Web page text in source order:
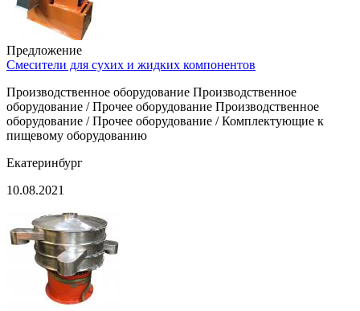
Предложение
Смесители для сухих и жидких компонентов
Производственное оборудование Производственное
оборудование / Прочее оборудование Производственное
оборудование / Прочее оборудование / Комплектующие к
пищевому оборудованию
Екатеринбург
10.08.2021